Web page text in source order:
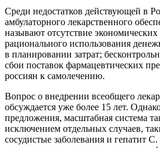
Среди недостатков действующей в
амбулаторного ле­карственного
называют отсутствие
рационального использования
в планировании затрат;
сбои поставок фармацевтических
россиян к самолечению.
Вопрос о внедрении всеобщего
обсуждается уже более 15 лет.
предложения, масштабная система
исключением отдельных случаев,
сосудистые заболевания и гепатит